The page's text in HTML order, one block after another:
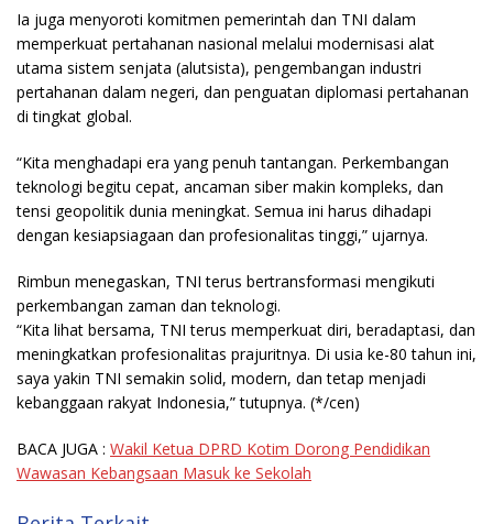
Ia juga menyoroti komitmen pemerintah dan TNI dalam
memperkuat pertahanan nasional melalui modernisasi alat
utama sistem senjata (alutsista), pengembangan industri
pertahanan dalam negeri, dan penguatan diplomasi pertahanan
di tingkat global.
“Kita menghadapi era yang penuh tantangan. Perkembangan
teknologi begitu cepat, ancaman siber makin kompleks, dan
tensi geopolitik dunia meningkat. Semua ini harus dihadapi
dengan kesiapsiagaan dan profesionalitas tinggi,” ujarnya.
Rimbun menegaskan, TNI terus bertransformasi mengikuti
perkembangan zaman dan teknologi.
“Kita lihat bersama, TNI terus memperkuat diri, beradaptasi, dan
meningkatkan profesionalitas prajuritnya. Di usia ke-80 tahun ini,
saya yakin TNI semakin solid, modern, dan tetap menjadi
kebanggaan rakyat Indonesia,” tutupnya. (*/cen)
BACA JUGA : Wakil Ketua DPRD Kotim Dorong Pendidikan
Wawasan Kebangsaan Masuk ke Sekolah